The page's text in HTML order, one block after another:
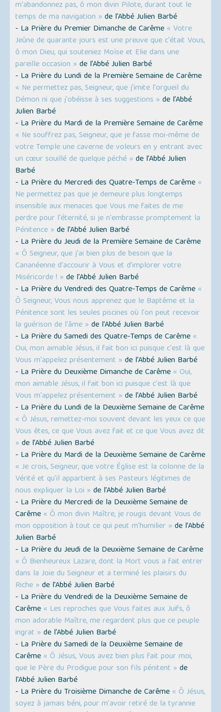
m'abandonnez pas, ô mon divin Pilote, durant tout le
temps de ma navigation » de l’Abbé Julien Barbé
- La Prière du Premier Dimanche de Carême « Votre
Jeûne de quarante jours est une preuve que c'était Vous,
ô mon Dieu, qui souteniez Moïse et Elie dans une
pareille occasion » de l’Abbé Julien Barbé
- La Prière du Lundi de la Première Semaine de Carême
« Ne permettez pas, Seigneur, que j'imite l'orgueil du
Démon ni que j'obéisse à ses suggestions » de l’Abbé
Julien Barbé
- La Prière du Mardi de la Première Semaine de Carême
« Ne souffrez pas, Seigneur, que je fasse moi-même de
votre Temple une caverne de voleurs en y entrant avec
un cœur souillé de quelque péché » de l’Abbé Julien
Barbé
- La Prière du Mercredi des Quatre-Temps de Carême «
Ne permettez pas que je demeure plus longtemps
insensible aux menaces que Vous me faites de me
perdre pour l'éternité, si je n'embrasse promptement la
Pénitence » de l’Abbé Julien Barbé
- La Prière du Jeudi de la Première Semaine de Carême
« Ô Seigneur, que j'ai bien plus de besoin que la
Cananéenne d'accourir à Vous et d'implorer votre
Miséricorde ! » de l’Abbé Julien Barbé
- La Prière du Vendredi des Quatre-Temps de Carême «
Ô Seigneur, Vous nous apprenez que le Baptême et la
Pénitence sont les seules piscines où l'on peut recevoir
la guérison de l'âme » de l’Abbé Julien Barbé
- La Prière du Samedi des Quatre-Temps de Carême «
Oui, mon aimable Jésus, il fait bon ici puisque c'est là que
Vous m'appelez présentement » de l’Abbé Julien Barbé
- La Prière du Deuxième Dimanche de Carême « Oui,
mon aimable Jésus, il fait bon ici puisque c'est là que
Vous m'appelez présentement » de l’Abbé Julien Barbé
- La Prière du Lundi de la Deuxième Semaine de Carême
« Ô Jésus, remettez-moi souvent devant les yeux ce que
Vous êtes, ce que Vous avez fait et ce que Vous avez dit
» de l’Abbé Julien Barbé
- La Prière du Mardi de la Deuxième Semaine de Carême
« Je crois, Seigneur, que votre Église est la colonne de la
Vérité et qu'il appartient à ses Pasteurs légitimes de
nous expliquer la Loi » de l’Abbé Julien Barbé
- La Prière du Mercredi de la Deuxième Semaine de
Carême « Ô mon divin Maître, je rougis devant Vous de
mon opposition à tout ce qui peut m'humilier » de l’Abbé
Julien Barbé
- La Prière du Jeudi de la Deuxième Semaine de Carême
« Ô Bienheureux Lazare, dont la Mort vous a fait entrer
dans la Joie du Seigneur et a terminé les plaisirs du
Riche » de l’Abbé Julien Barbé
- La Prière du Vendredi de la Deuxième Semaine de
Carême « Les reproches que Vous faites aux Juifs, ô
mon adorable Maître, me regardent plus que ce peuple
ingrat » de l’Abbé Julien Barbé
- La Prière du Samedi de la Deuxième Semaine de
Carême « Ô Jésus, Vous avez bien plus fait pour moi,
que le Père du Prodigue pour son fils pénitent » de
l’Abbé Julien Barbé
- La Prière du Troisième Dimanche de Carême « Ô Jésus,
soyez à jamais béni, pour m'avoir retiré de la tyrannie